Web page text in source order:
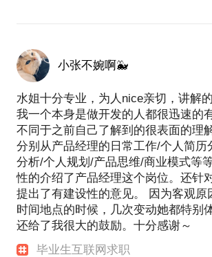
小张不婉啊🐳
水姐十分专业，为人nice亲切，讲解
我一个本身是做开发的人都很迅速的
不同于之前自己了解到的很表面的理
分别从产品经理的日常工作/个人简历
分析/个人规划/产品思维/商业模式等
性的介绍了产品经理这个岗位。还针
提出了有建设性的意见。 因为客观原
时间地点的时候，几次变动她都特别
还给了我很大的鼓励。十分感谢～
毕业生互联网求职